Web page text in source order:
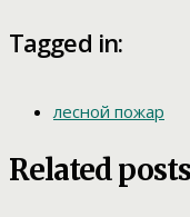
Tagged in:
лесной пожар
Related posts